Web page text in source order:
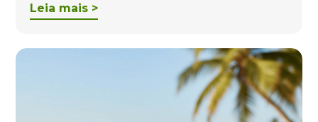
Leia mais >